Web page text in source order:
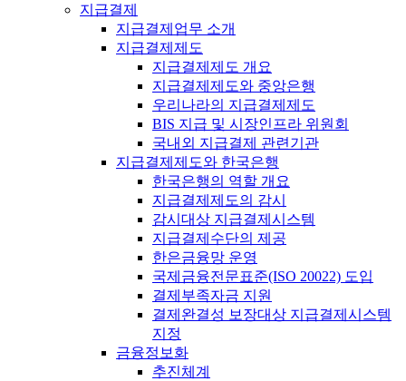
지급결제
지급결제업무 소개
지급결제제도
지급결제제도 개요
지급결제제도와 중앙은행
우리나라의 지급결제제도
BIS 지급 및 시장인프라 위원회
국내외 지급결제 관련기관
지급결제제도와 한국은행
한국은행의 역할 개요
지급결제제도의 감시
감시대상 지급결제시스템
지급결제수단의 제공
한은금융망 운영
국제금융전문표준(ISO 20022) 도입
결제부족자금 지원
결제완결성 보장대상 지급결제시스템
지정
금융정보화
추진체계